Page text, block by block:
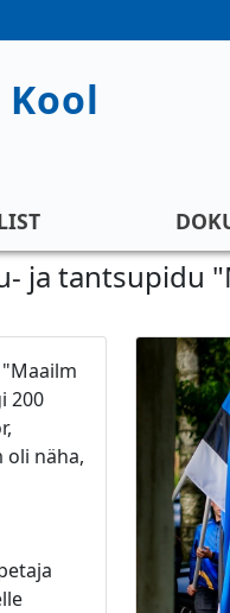
ja tantsupidu
200
oli näha,